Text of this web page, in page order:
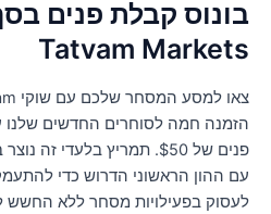
Tatvam
חמה לסוחרים החדשים שלנו על
פנים של $50. תמריץ בלעדי זה
ההון הראשוני הדרוש כדי להתעמק
בפעילויות מסחר ללא החשש